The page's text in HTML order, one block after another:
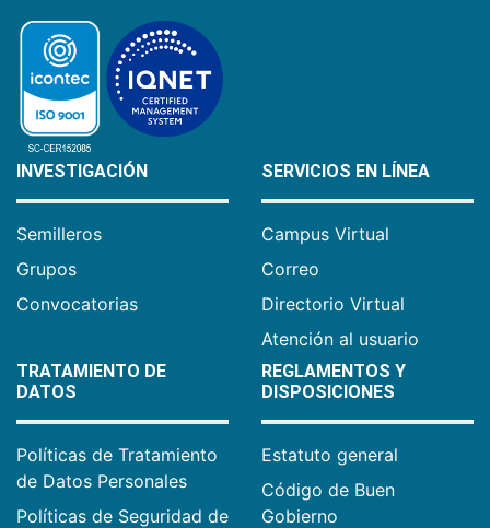
INVESTIGACIÓN
Semilleros
Grupos
Convocatorias
SERVICIOS EN LÍNEA
Campus Virtual
Correo
Directorio Virtual
Atención al usuario
TRATAMIENTO DE
DATOS
Políticas de Tratamiento
de Datos Personales
Políticas de Seguridad de
REGLAMENTOS Y
DISPOSICIONES
Estatuto general
Código de Buen
Gobierno